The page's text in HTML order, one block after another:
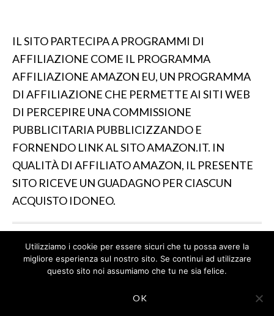
IL SITO PARTECIPA A PROGRAMMI DI
AFFILIAZIONE COME IL PROGRAMMA
AFFILIAZIONE AMAZON EU, UN PROGRAMMA
DI AFFILIAZIONE CHE PERMETTE AI SITI WEB
DI PERCEPIRE UNA COMMISSIONE
PUBBLICITARIA PUBBLICIZZANDO E
FORNENDO LINK AL SITO AMAZON.IT. IN
QUALITÀ DI AFFILIATO AMAZON, IL PRESENTE
SITO RICEVE UN GUADAGNO PER CIASCUN
ACQUISTO IDONEO.
IL SITO PARTECIPA A PROGRAMMI DI AFFILIAZIONE
COME IL PROGRAMMA AFFILIAZIONE AMAZON EU, UN
PROGRAMMA DI AFFILIAZIONE CHE PERMETTE AI SITI
PUBBLICITARIA PUBBLICIZZANDO E FORNENDO LINK
Utilizziamo i cookie per essere sicuri che tu possa avere la
migliore esperienza sul nostro sito. Se continui ad utilizzare
questo sito noi assumiamo che tu ne sia felice.
OK